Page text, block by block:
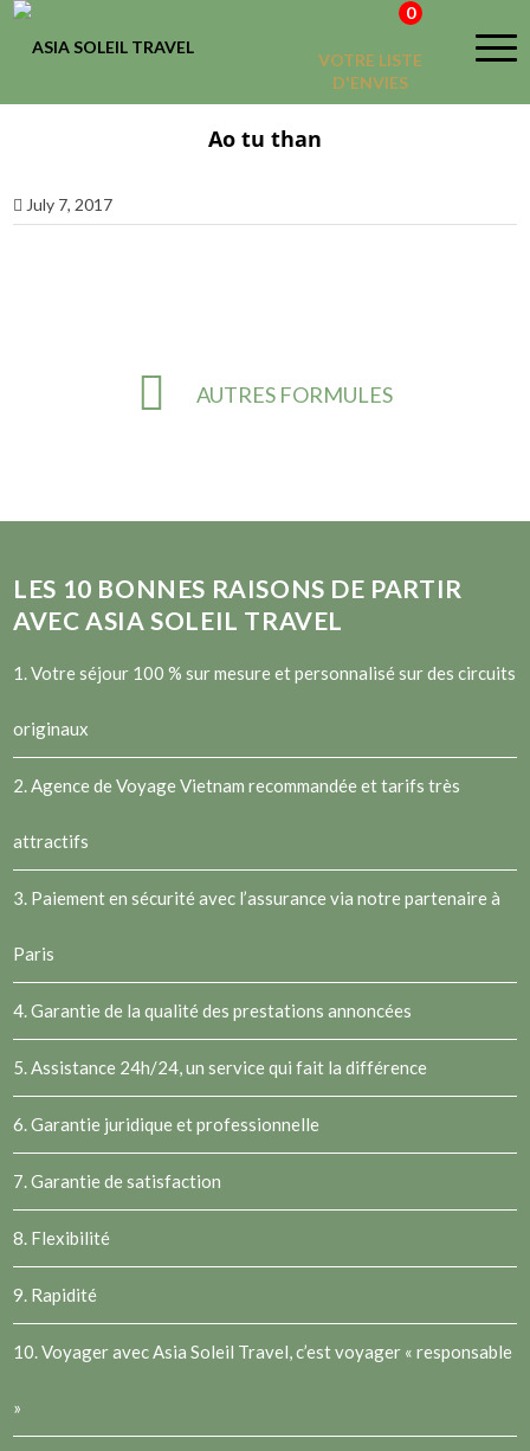
VOTRE LISTE
D'ENVIES
0
Ao tu than
July 7, 2017
AUTRES FORMULES
LES 10 BONNES RAISONS DE PARTIR
AVEC ASIA SOLEIL TRAVEL
1. Votre séjour 100 % sur mesure et personnalisé sur des circuits
originaux
2.Agence de Voyage Vietnam recommandée et tarifs très
attractifs
3. Paiement en sécurité avec l’assurance via notre partenaire à
Paris
4. Garantie de la qualité des prestations annoncées
5. Assistance 24h/24, un service qui fait la différence
6. Garantie juridique et professionnelle
7. Garantie de satisfaction
8. Flexibilité
9. Rapidité
10. Voyager avec Asia Soleil Travel, c’est voyager « responsable
»